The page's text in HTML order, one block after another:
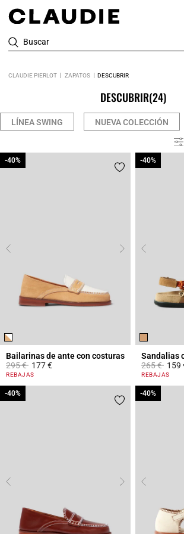
Buscar
CLAUDIE PIERLOT ZAPATOS DESCUBRIR
DESCUBRIR(24)
LÍNEA SWING NUEVA COLECCIÓN
Bailarinas de ante con costuras
Price reduced from
295 €to
-40%
177 €
3,6 out of 5 Customer Rating
REBAJAS
-40%
Sandalias
Price
265 €to
-40%
159
4,1 out of 5
REBAJAS
-40%
-40%
-40% -40%
-40%